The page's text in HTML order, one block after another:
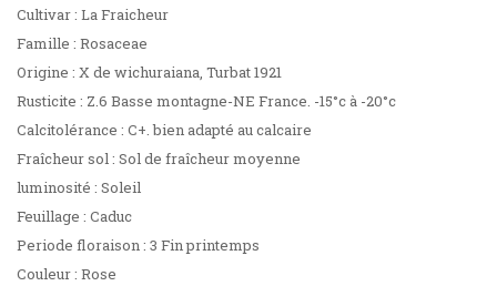
Cultivar : La Fraicheur
Famille : Rosaceae
Origine : X de wichuraiana, Turbat 1921
Rusticite : Z.6 Basse montagne-NE France. -15°c à -20°c
Calcitolérance : C+. bien adapté au calcaire
Fraîcheur sol : Sol de fraîcheur moyenne
luminosité : Soleil
Feuillage : Caduc
Periode floraison : 3 Fin printemps
Couleur : Rose